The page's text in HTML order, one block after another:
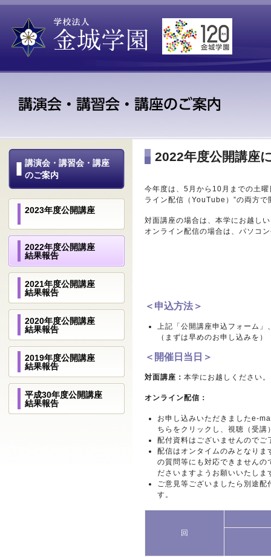
講演会・講習会・講座
のご案内
2023年度公開講座
2022年度公開講座
結果報告
2021年度公開講座
結果報告
2020年度公開講座
結果報告
2019年度公開講座
結果報告
平成30年度公開講座
結果報告
2022年度公開講座
今年度は、5月から10月までの土
ライン配信（YouTube）”の両方
対面講座の場合は、本学にお越し
オンライン配信の場合は、パソコ
＜申込方法＞
上記「公開講座申込フォーム
（まずは早めのお申し込みを）
＜開催日当日＞
対面講座： 本学にお越しください。
オンライン配信：
お申し込みいただきましたe-
ちらをクリックし、視聴（受講
配付資料はございませんのでご
配信はオンタイムのみとなり
の質問等にも対応できません
ださいますようお願いいたしま
ご意見等ございましたら別途
す。
回